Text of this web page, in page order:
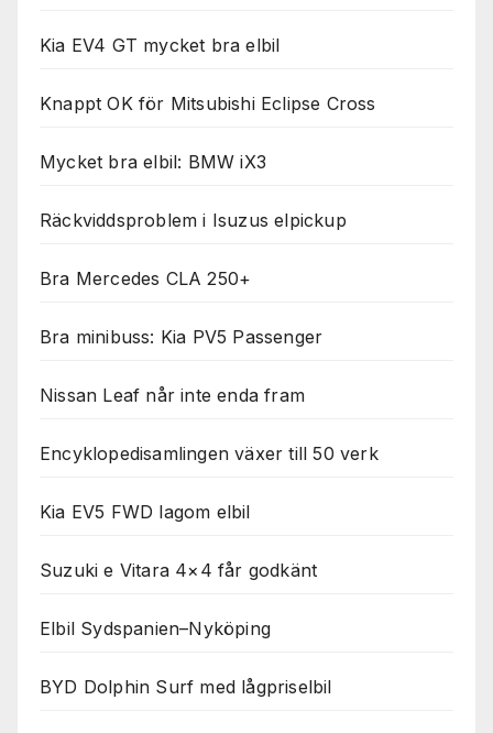
Kia EV4 GT mycket bra elbil
Knappt OK för Mitsubishi Eclipse Cross
Mycket bra elbil: BMW iX3
Räckviddsproblem i Isuzus elpickup
Bra Mercedes CLA 250+
Bra minibuss: Kia PV5 Passenger
Nissan Leaf når inte enda fram
Encyklopedisamlingen växer till 50 verk
Kia EV5 FWD lagom elbil
Suzuki e Vitara 4×4 får godkänt
Elbil Sydspanien–Nyköping
BYD Dolphin Surf med lågpriselbil